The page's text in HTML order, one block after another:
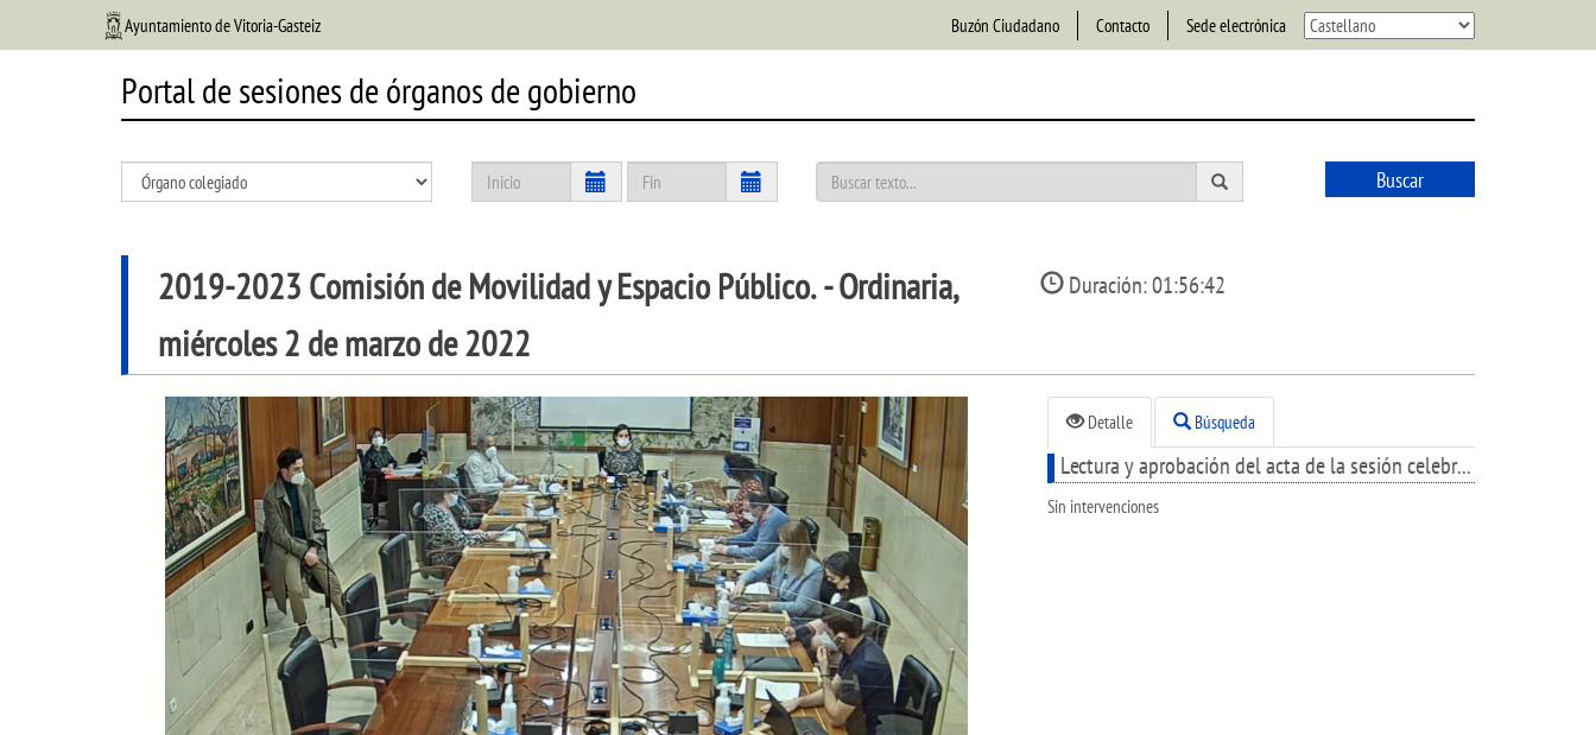
Ayuntamiento de Vitoria-Gasteiz Buzón Ciudadano Contacto Sede electrónica
Portal de sesiones de órganos de gobierno
Buscar
2019-2023 Comisión de Movilidad y Espacio Público.- Ordinaria,
miércoles 2 de marzo de 2022
Duración:01:56:42
Detalle Búsqueda
Lectura y aprobación del acta de la sesión celebrada el día 16 de febrero de 2022.
Sin intervenciones